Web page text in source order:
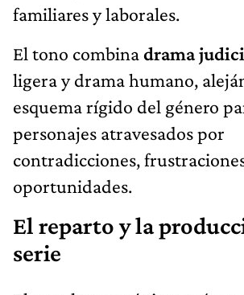
familiares y laborales.
El tono combinadrama
ligera y drama humano,
esquema rígido del género
personajes atravesados por
contradicciones,
oportunidades.
El reparto y la
serie